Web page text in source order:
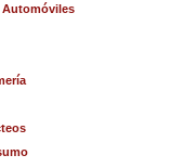
Automóviles